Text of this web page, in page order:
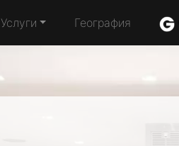
Услуги География